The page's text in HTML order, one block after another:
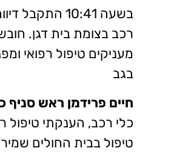
רכב בצומת בית דגן.
בגב
חיים פרידמן ראש
טיפול בבית החולים